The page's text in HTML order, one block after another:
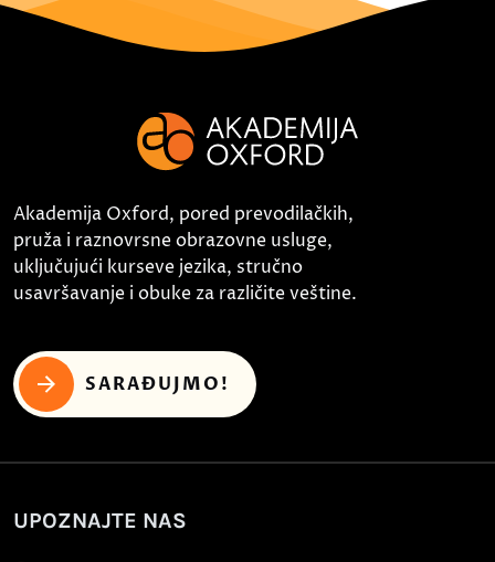
Akademija Oxford, pored prevodilačkih,
pruža i raznovrsne obrazovne usluge,
uključujući kurseve jezika, stručno
usavršavanje i obuke za različite veštine.
SARAĐUJMO!
UPOZNAJTE NAS